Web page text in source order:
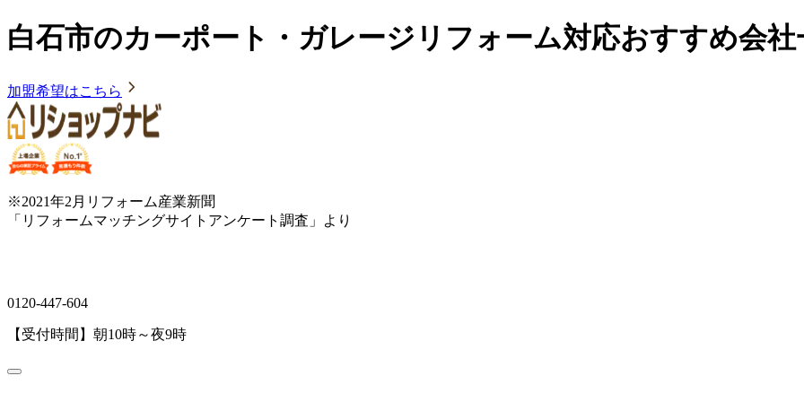
白石市のカーポート・ガレージリフォーム対応おすすめ会社
加盟希望はこちら
※2021年2月リフォーム産業新聞
「リフォームマッチングサイトアンケート調査」より
0120-447-604
【受付時間】朝10時～夜9時